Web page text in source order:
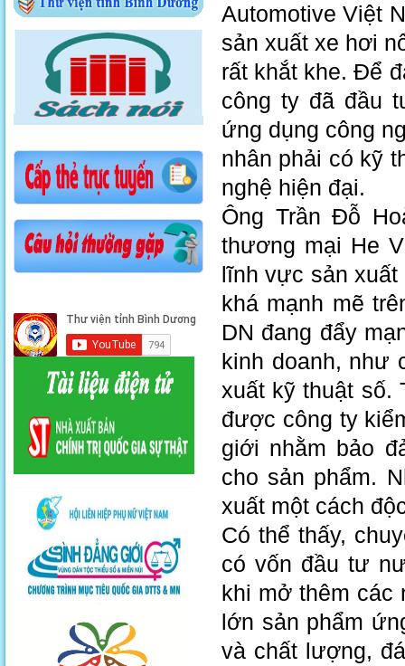
Automotive Việt
sản xuất xe hơi
rất khắt khe. Để
công ty đã đầu
ứng dụng công
nhân phải có kỹ
nghệ hiện đại.
Ông Trần Đỗ
thương mại He
lĩnh vực sản
khá mạnh mẽ
DN đang đẩy
kinh doanh, như
xuất kỹ thuật số.
được công ty
giới nhằm bảo
cho sản phẩm.
xuất một cách
Có thể thấy,
có vốn đầu tư
khi mở thêm các
lớn sản phẩm
và chất lượng,